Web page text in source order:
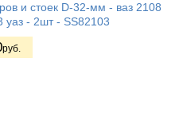
и стоек D-32-мм - ваз 2108
уаз - 2шт - SS82103
руб.